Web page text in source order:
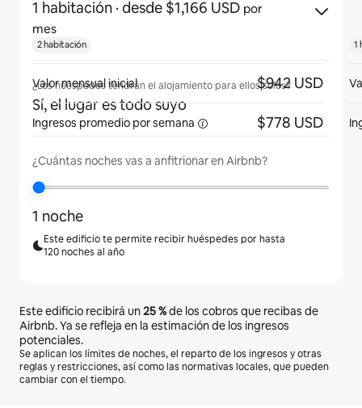
1 habitación · desde $1,166 USD por
mes
¿Los huéspedes tendrán el alojamiento para ellos solos?
Sí, el lugar es todo suyo
¿Cuántas noches vas a anfitrionar en Airbnb?
1 noche
Este edificio te permite recibir huéspedes por hasta
120 noches al año
Este edificio recibirá un25 %de los cobros que recibas de
Airbnb. Ya se refleja en la estimación de los ingresos
potenciales.
Se aplican los límites de noches, el reparto de los ingresos y otras
reglas y restricciones, así como las normativas locales, que pueden
cambiar con el tiempo.
2 habitación
Valor mensual inicial $942 USD
Ingresos promedio por semana $778 USD
1